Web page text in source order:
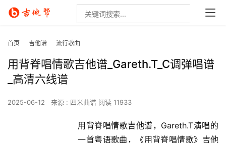
首页 吉他谱 流行歌曲
用背脊唱情歌吉他谱_Gareth.T_C调弹唱谱
_高清六线谱
2025-06-12 来源 : 四米曲谱 阅读 11933
用背脊唱情歌吉他谱，Gareth.T演唱的
一首粤语歌曲，《用背脊唱情歌》吉他